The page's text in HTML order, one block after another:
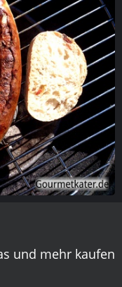
und mehr kaufen